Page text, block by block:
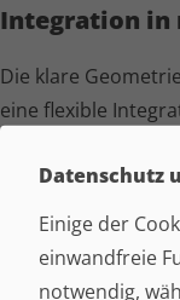
Integration in
Die klare
eine flexible
ebenso wie mit
Garnitur bleibt
im Raum
macht sie zu
Datenschutz
Einige der
einwandfreie
notwendig,